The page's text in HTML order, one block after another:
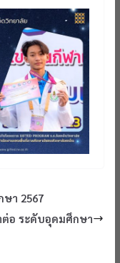
า 2567
อ ระดับอุดมศึกษา